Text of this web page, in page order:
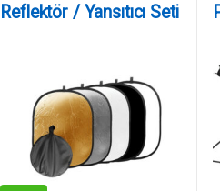
Reflektör / Yansıtıcı Seti